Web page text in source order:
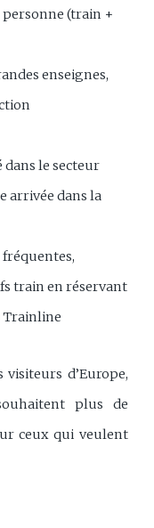
(train +
enseignes,
le secteur
arrivée dans la
train en réservant
Trainline
d’Europe,
plus de
ceux qui veulent